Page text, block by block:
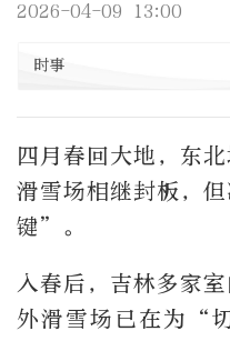
2026-04-09 13:00
时事
四月春回大地，东
滑雪场相继封板，
键”。
入春后，吉林多家
外滑雪场已在为“